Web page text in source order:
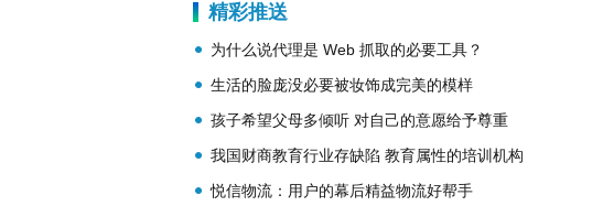
精彩推送
为什么说代理是 Web 抓取的必要工具？
生活的脸庞没必要被妆饰成完美的模样
孩子希望父母多倾听 对自己的意愿给予尊重
我国财商教育行业存缺陷 教育属性的培训机构
应明确培训内容
悦信物流：用户的幕后精益物流好帮手